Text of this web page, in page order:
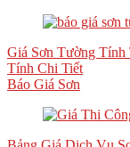
Giá Sơn Tường Tính
Tính Chi Tiết
Báo Giá Sơn